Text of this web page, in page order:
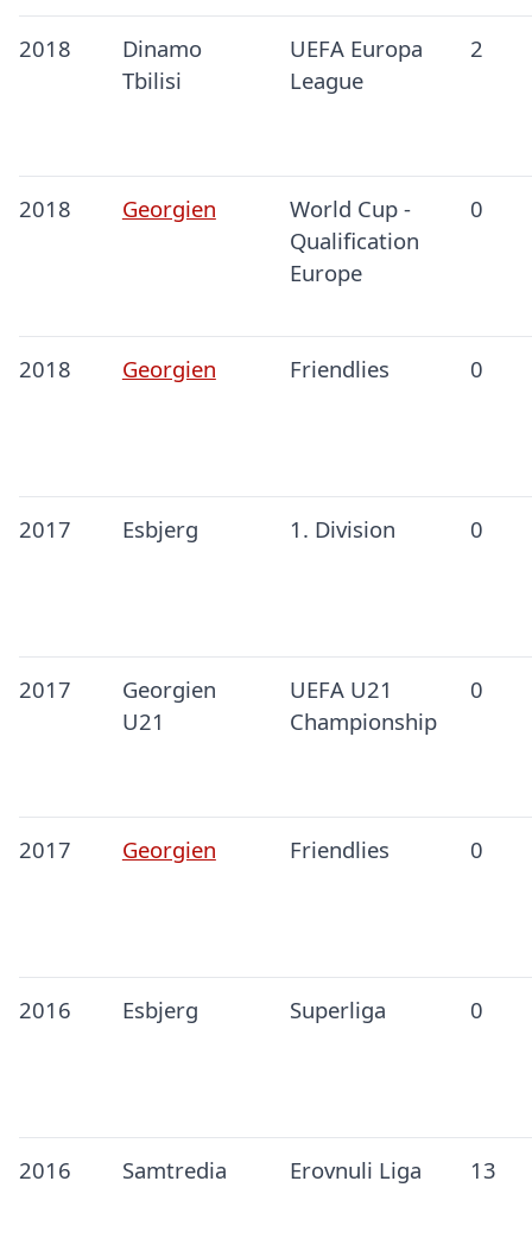
2018
Dinamo
Tbilisi
UEFA Europa
League
2
2018 Georgien
World Cup -
Qualification
Europe
0
2018 Georgien Friendlies 0
2017 Esbjerg 1. Division 0
2017
Georgien
U21
UEFA U21
Championship
0
2017 Georgien Friendlies 0
2016 Esbjerg Superliga 0
2016 Samtredia Erovnuli Liga 13